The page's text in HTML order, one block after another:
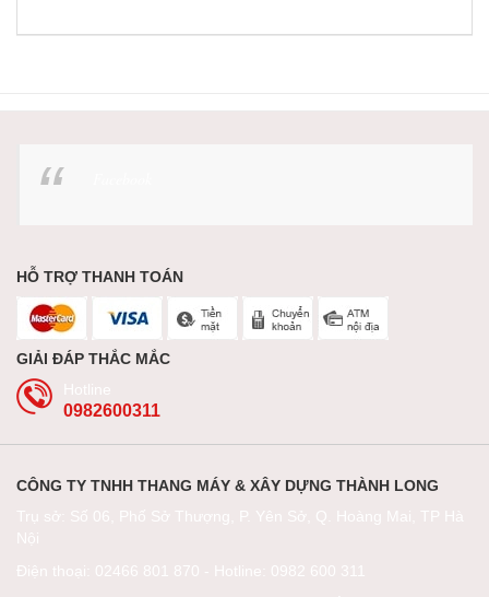
HỖ TRỢ THANH TOÁN
GIẢI ĐÁP THẮC MẮC
0982600311
CÔNG TY TNHH THANG MÁY & XÂY DỰNG THÀNH LONG